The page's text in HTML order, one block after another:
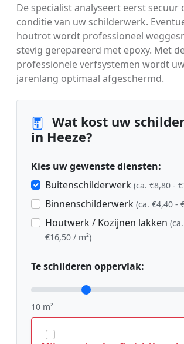
De specialist analyseert eerst secuur
conditie van uw schilderwerk.
houtrot wordt professioneel
stevig gerepareerd met epoxy. Met
professionele verfsystemen wordt
jarenlang optimaal afgeschermd.
Wat kost uw
in Heeze?
Kies uw gewenste diensten:
Buitenschilderwerk (ca. €8,80 -
Binnenschilderwerk (ca. €4,40 -
Houtwerk / Kozijnen lakken
€16,50 / m²)
Te schilderen oppervlak:
10 m²